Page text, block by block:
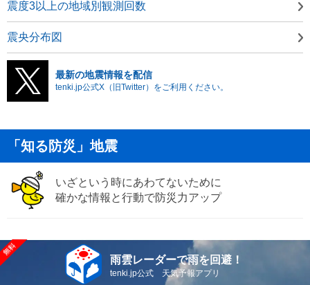
震度3以上の地域別観測回数
震央分布図
最新の地震情報を配信
tenki.jp公式X（旧Twitter）をご利用ください。
「知る防災」地震
いざという時にあわてないために
確かな情報と行動で防災力アップ
雨雲レーダーで雨を回避！
tenki.jp公式 天気予報アプリ